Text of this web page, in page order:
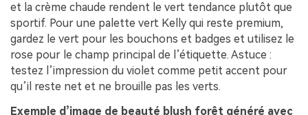
et la crème chaude rendent le vert tendance plutôt que
sportif. Pour une palette vert Kelly qui reste premium,
gardez le vert pour les bouchons et badges et utilisez le
rose pour le champ principal de l’étiquette. Astuce :
testez l’impression du violet comme petit accent pour
qu’il reste net et ne brouille pas les verts.
Exemple d’image de beauté blush forêt généré avec